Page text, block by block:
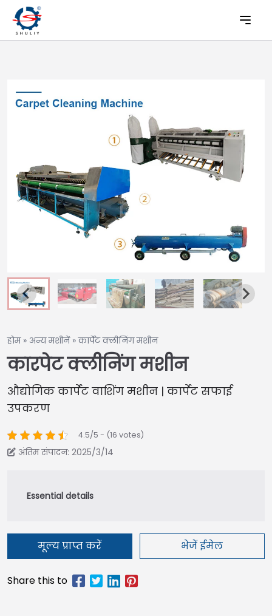
होम» अन्य मशीनें»कार्पेट क्लीनिंग मशीन
कारपेट क्लीनिंग मशीन
औद्योगिक कार्पेट वाशिंग मशीन | कार्पेट सफाई
उपकरण
4.5/5 - (16 votes)
अंतिम संपादन: 2025/3/14
मूल्य प्राप्त करें भेजें ईमेल